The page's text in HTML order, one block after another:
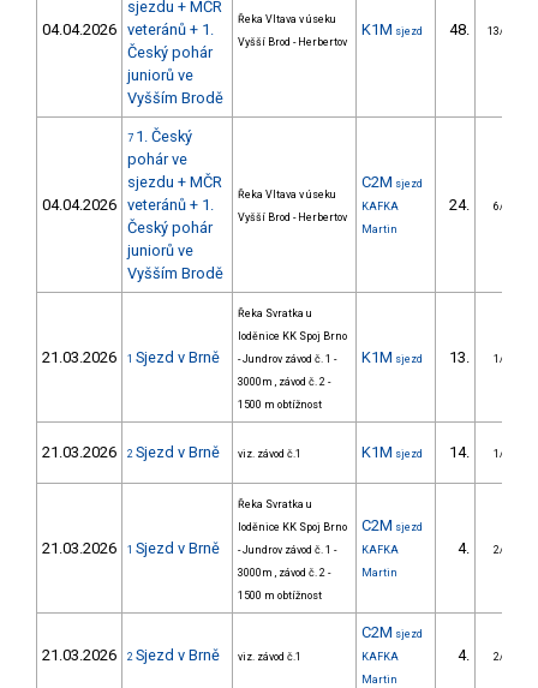
04.04.2026
sjezdu + MČR
veteránů + 1.
Český pohár
juniorů ve
Vyšším Brodě
Řeka Vltava v úseku
Vyšší Brod - Herbertov
K1M sjezd 48. 13/DM
04.04.2026
7 1. Český
pohár ve
sjezdu + MČR
veteránů + 1.
Český pohár
juniorů ve
Vyšším Brodě
Řeka Vltava v úseku
Vyšší Brod - Herbertov
C2M sjezd
KAFKA
Martin
24. 6/DM
21.03.2026 1 Sjezd v Brně
Řeka Svratka u
loděnice KK Spoj Brno
- Jundrov závod č. 1 -
3000m , závod č. 2 -
1500 m obtížnost
K1M sjezd 13. 1/DM
21.03.2026 2 Sjezd v Brně viz. závod č.1 K1M sjezd 14. 1/DM
21.03.2026 1 Sjezd v Brně
Řeka Svratka u
loděnice KK Spoj Brno
- Jundrov závod č. 1 -
3000m , závod č. 2 -
1500 m obtížnost
C2M sjezd
KAFKA
Martin
4. 2/DM
21.03.2026 2 Sjezd v Brně viz. závod č.1
C2M sjezd
KAFKA
Martin
4. 2/DM